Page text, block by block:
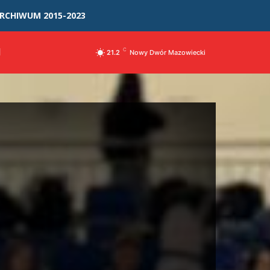
2015-2023
21.2 C Nowy Dwór Mazowiecki